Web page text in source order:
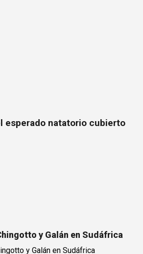
esperado natatorio cubierto
y Galán en Sudáfrica